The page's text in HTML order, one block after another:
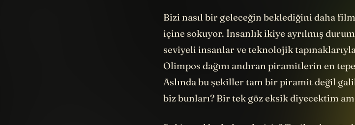
Bizi nasıl bir geleceğin beklediğini daha
içine sokuyor. İnsanlık ikiye ayrılmış
seviyeli insanlar ve teknolojik
Olimpos dağını andıran piramitlerin en
Aslında bu şekiller tam bir piramit değil
biz bunları? Bir tek göz eksik diyecektim